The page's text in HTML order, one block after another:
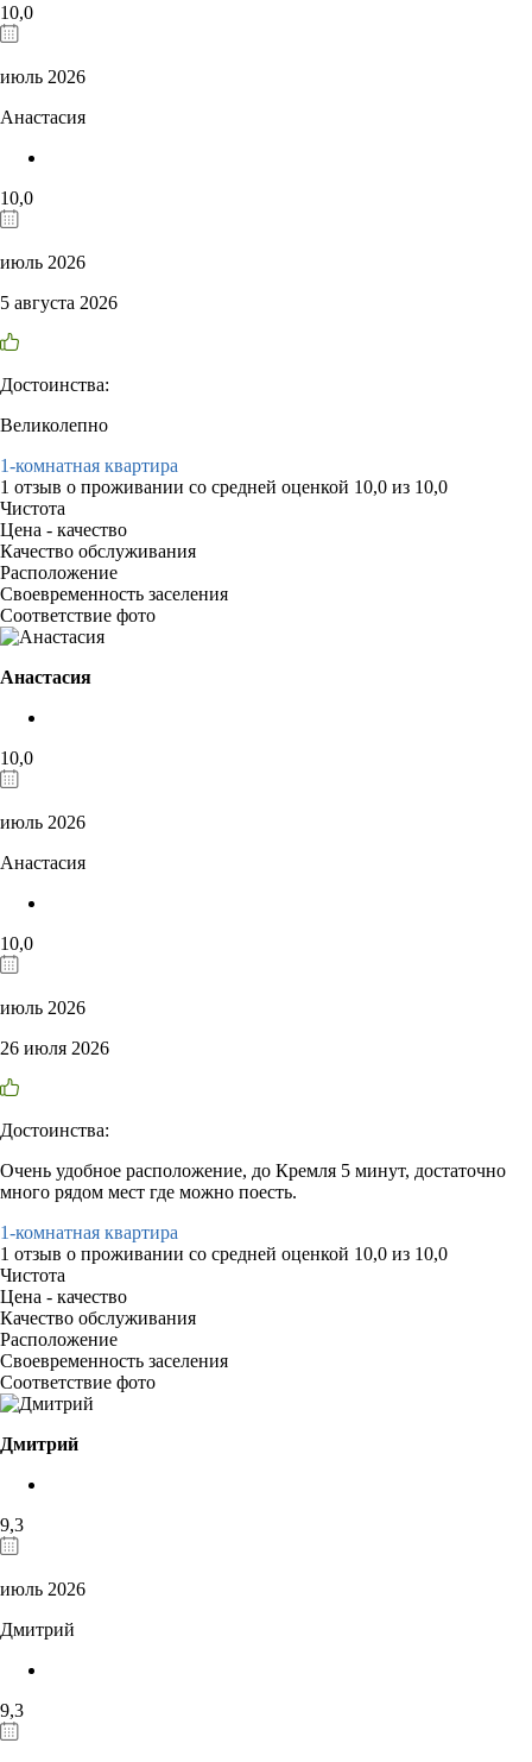
10,0
июль 2026
Анастасия
10,0
июль 2026
5 августа 2026
Достоинства:
Великолепно
1-комнатная квартира
1 отзыв о проживании со средней оценкой 10,0 из 10,0
Чистота
Цена - качество
Качество обслуживания
Расположение
Своевременность заселения
Соответствие фото
Анастасия
10,0
июль 2026
Анастасия
10,0
июль 2026
26 июля 2026
Достоинства:
Очень удобное расположение, до Кремля 5 минут, достаточно
много рядом мест где можно поесть.
1-комнатная квартира
1 отзыв о проживании со средней оценкой 10,0 из 10,0
Чистота
Цена - качество
Качество обслуживания
Расположение
Своевременность заселения
Соответствие фото
Дмитрий
9,3
июль 2026
Дмитрий
9,3